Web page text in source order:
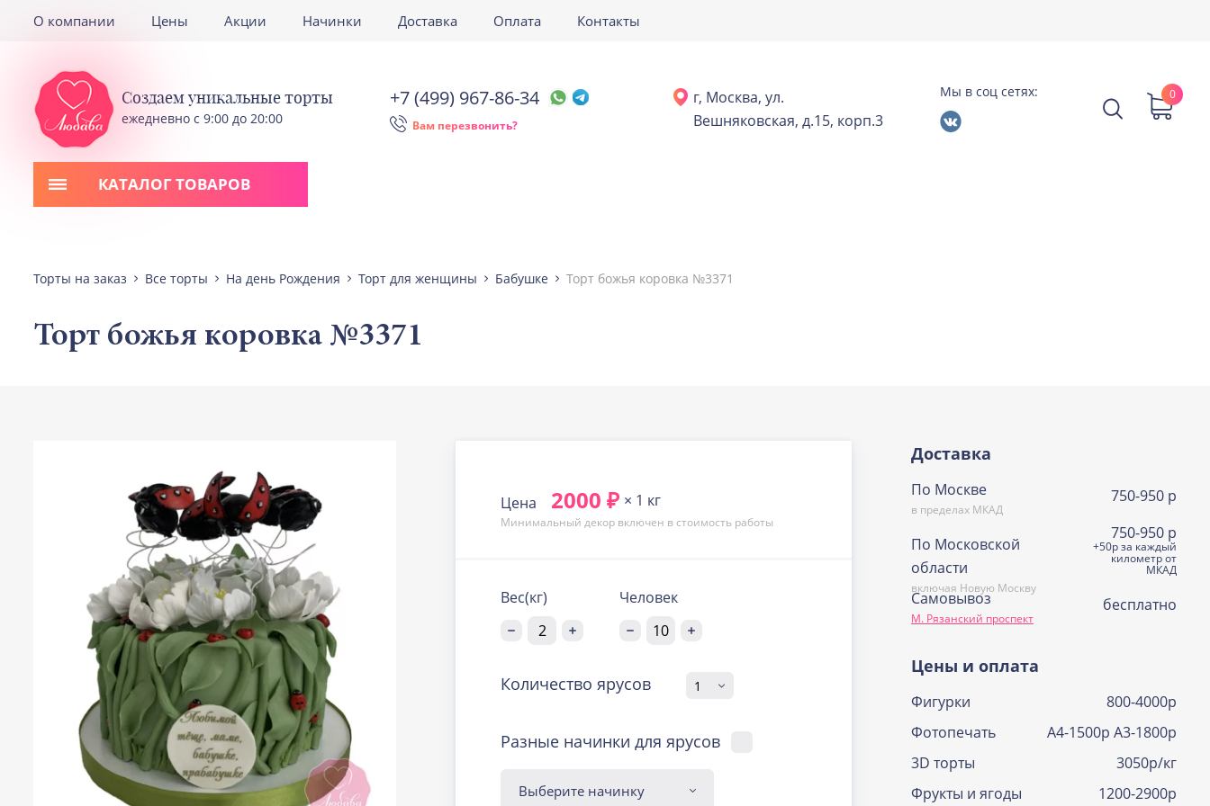
О компании Цены Акции Начинки Доставка Оплата Контакты
Создаем уникальные торты
ежедневно с 9:00 до 20:00
+7 (499) 967-86-34
Вам перезвонить?
г, Москва, ул.
Вешняковская, д.15, корп.3
Мы в соц сетях: 0
КАТАЛОГ ТОВАРОВ
Торты на заказ Все торты На день Рождения Торт для женщины Бабушке Торт божья коровка №3371
Торт божья коровка №3371
Цена 2000 ₽ × 1 кг
Минимальный декор включен в стоимость работы
Вес(кг) Человек
Количество ярусов
Разные начинки для ярусов
Доставка
По Москве
в пределах МКАД
750-950 р
По Московской
области
включая Новую Москву
750-950 р
+50р за каждый
километр от
МКАД
Самовывоз
М. Рязанский проспект
бесплатно
Цены и оплата
Фигурки
800-4000р
Фотопечать
А4-1500р А3-1800р
3D торты
3050р/кг
Фрукты и ягоды
1200-2900р